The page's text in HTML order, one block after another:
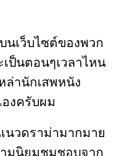
นเว็บไซต์ของพวก
ป็นตอนๆเวลาไหน
ล่านักเสพหนัง
งครับผม
วดราม่ามากมาย
ามนิยมชมชอบจาก